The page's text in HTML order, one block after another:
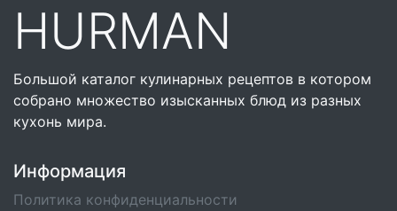
HURMAN
Большой каталог кулинарных рецептов в котором
собрано множество изысканных блюд из разных
кухонь мира.
Информация
Политика конфиденциальности